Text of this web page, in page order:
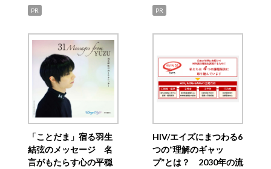
PR PR
「ことだま」宿る羽生
結弦のメッセージ 名
言がもたらす心の平穏
HIV/エイズにまつわる6
つの“理解のギャッ
プ”とは？ 2030年の流